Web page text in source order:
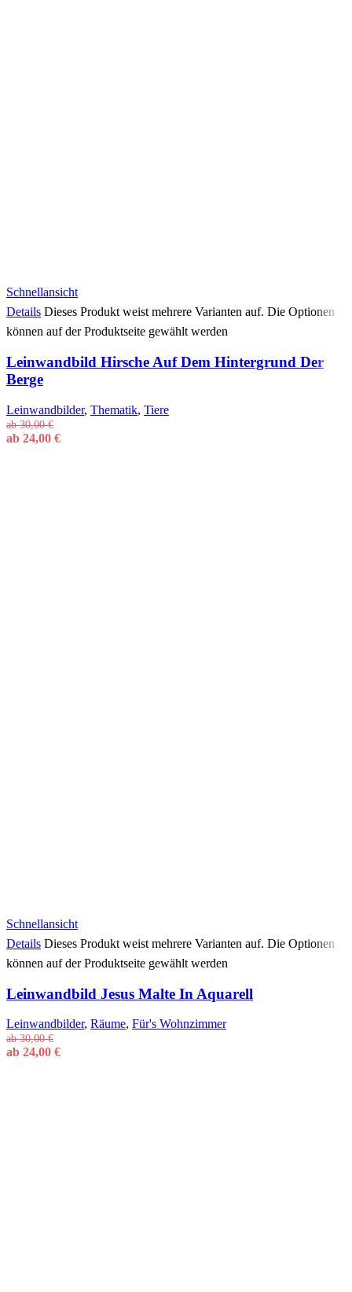
Schnellansicht
Details Dieses Produkt weist mehrere Varianten auf. Die Optionen
können auf der Produktseite gewählt werden
Leinwandbild Hirsche Auf Dem Hintergrund Der
Berge
Leinwandbilder, Thematik, Tiere
ab30,00€
ab 24,00 €
Schnellansicht
Details Dieses Produkt weist mehrere Varianten auf. Die Optionen
können auf der Produktseite gewählt werden
Leinwandbild Jesus Malte In Aquarell
Leinwandbilder, Räume, Für's Wohnzimmer
ab30,00€
ab 24,00 €